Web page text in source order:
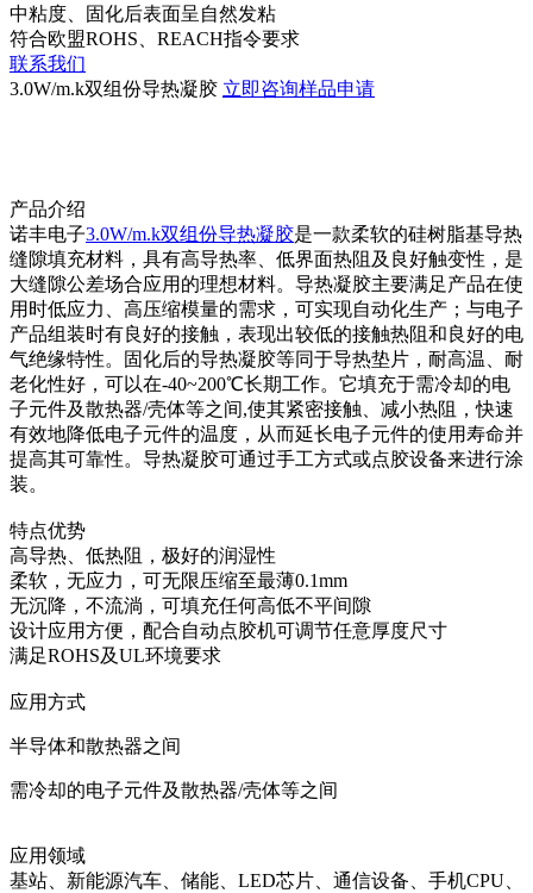
中粘度、固化后表面呈自然发粘
符合欧盟ROHS、REACH指令要求
联系我们
3.0W/m.k双组份导热凝胶 立即咨询样品申请
产品介绍
诺丰电子3.0W/m.k双组份导热凝胶是一款柔软的硅树脂基导热
缝隙填充材料，具有高导热率、低界面热阻及良好触变性，是
大缝隙公差场合应用的理想材料。导热凝胶主要满足产品在使
用时低应力、高压缩模量的需求，可实现自动化生产；与电子
产品组装时有良好的接触，表现出较低的接触热阻和良好的电
气绝缘特性。固化后的导热凝胶等同于导热垫片，耐高温、耐
老化性好，可以在-40~200℃长期工作。它填充于需冷却的电
子元件及散热器/壳体等之间,使其紧密接触、减小热阻，快速
有效地降低电子元件的温度，从而延长电子元件的使用寿命并
提高其可靠性。导热凝胶可通过手工方式或点胶设备来进行涂
装。
特点优势
高导热、低热阻，极好的润湿性
柔软，无应力，可无限压缩至最薄0.1mm
无沉降，不流淌，可填充任何高低不平间隙
设计应用方便，配合自动点胶机可调节任意厚度尺寸
满足ROHS及UL环境要求
应用方式
半导体和散热器之间
需冷却的电子元件及散热器/壳体等之间
应用领域
基站、新能源汽车、储能、LED芯片、通信设备、手机CPU、